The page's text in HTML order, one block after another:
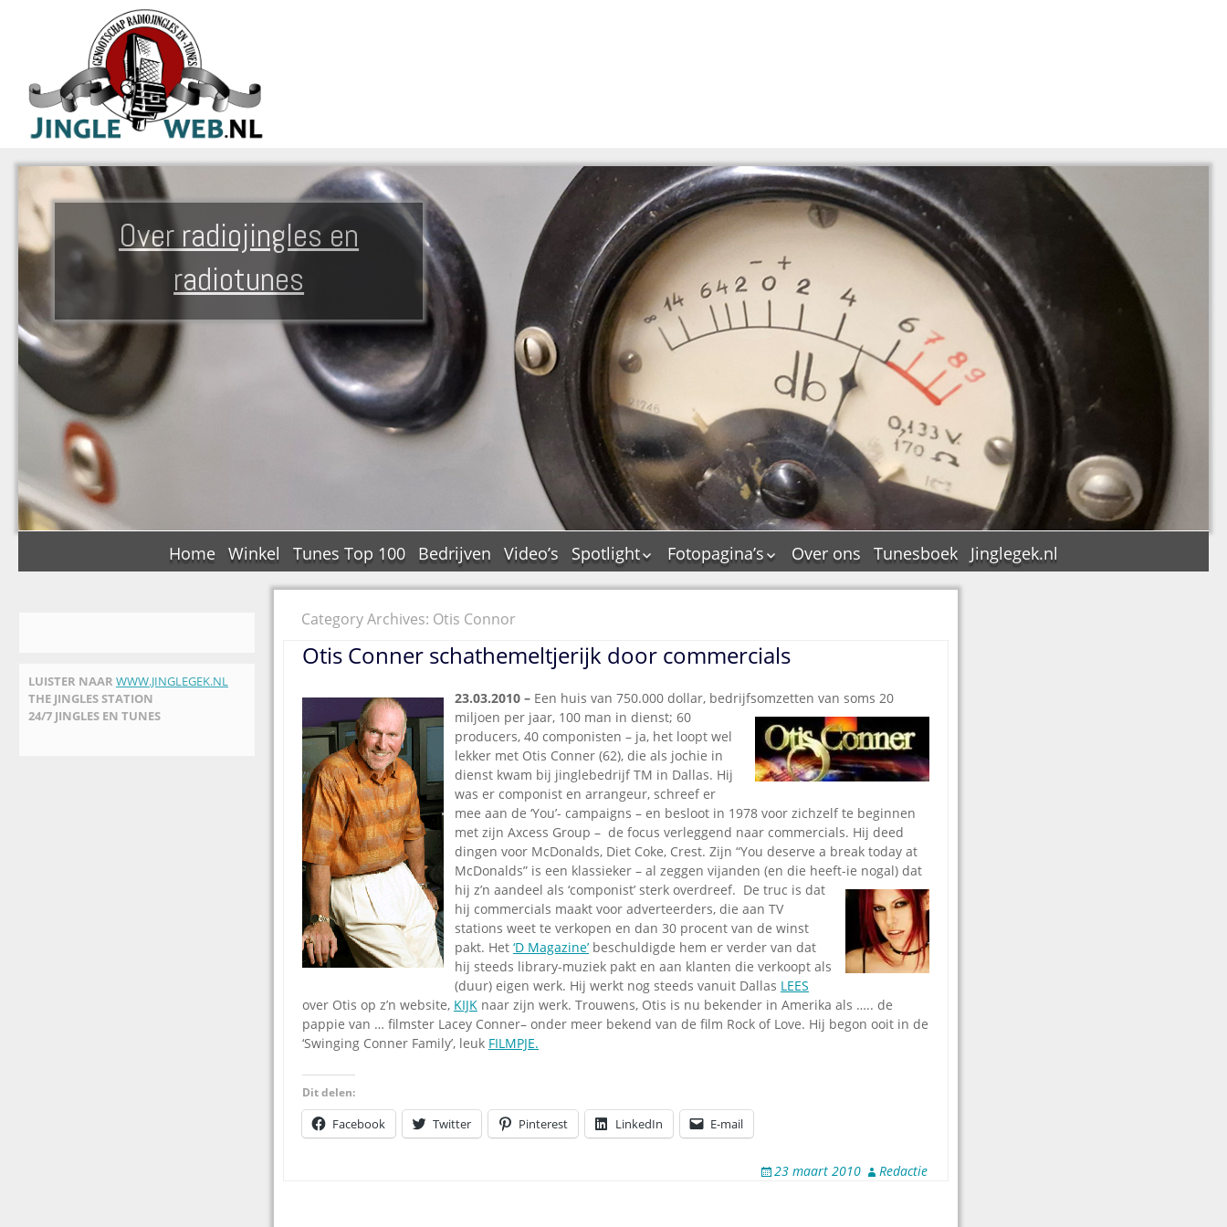
Over radiojingles en
radiotunes
Home Winkel Tunes Top 100 Bedrijven Video’s
Spotlight
De Tourflitsjingle –
tags
Dallas jingle city
De Tourtune
Ferry Maat 65
Ferry Maat interview
Jingle Awards
Jingle NIEUW
Omroepbanden
Stoomfluit Klaas
Vaak
Uitvinding
jinglecassette
Fotopagina’s
JAM in pictures
Pepper & Tanner in
Top Format in
pictures
Dik Voormekaar in
foto’s
Over ons Tunesboek Jinglegek.nl
LUISTER NAAR WWW.JINGLEGEK.NL
THE JINGLES STATION
24/7 JINGLES EN TUNES
Category Archives: Otis Connor
Otis Conner schathemeltjerijk door commercials
23.03.2010 – Een huis van 750.000 dollar, bedrijfsomzetten van soms 20
miljoen per jaar, 100 man in dienst; 60
producers, 40 componisten – ja, het loopt wel
lekker met Otis Conner (62), die als jochie in
dienst kwam bij jinglebedrijf TM in Dallas. Hij
was er componist en arrangeur, schreef er
mee aan de ‘You’- campaigns – en besloot in 1978 voor zichzelf te beginnen
met zijn Axcess Group – de focus verleggend naar commercials. Hij deed
dingen voor McDonalds, Diet Coke, Crest. Zijn “You deserve a break today at
McDonalds” is een klassieker – al zeggen vijanden (en die heeft-ie nogal) dat
hij z’n aandeel als ‘componist’ sterk overdreef. De truc is dat
hij commercials maakt voor adverteerders, die aan TV
stations weet te verkopen en dan 30 procent van de winst
pakt. Het ‘D Magazine’ beschuldigde hem er verder van dat
hij steeds library-muziek pakt en aan klanten die verkoopt als
(duur) eigen werk. Hij werkt nog steeds vanuit Dallas LEES
over Otis op z’n website, KIJK naar zijn werk. Trouwens, Otis is nu bekender in Amerika als ….. de
pappie van … filmster Lacey Conner– onder meer bekend van de film Rock of Love. Hij begon ooit in de
‘Swinging Conner Family’, leuk FILMPJE.
Dit delen:
Facebook Twitter Pinterest LinkedIn E-mail
23 maart 2010 Redactie